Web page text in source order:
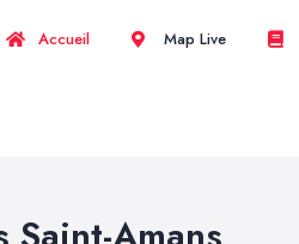
Accueil Map Live